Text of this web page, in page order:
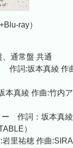
ray）
通常盤 共通
作詞:坂本真綾 作
真綾 作曲:竹内
ー 作詞：坂本真
）
里祐穂 作曲:SIRA